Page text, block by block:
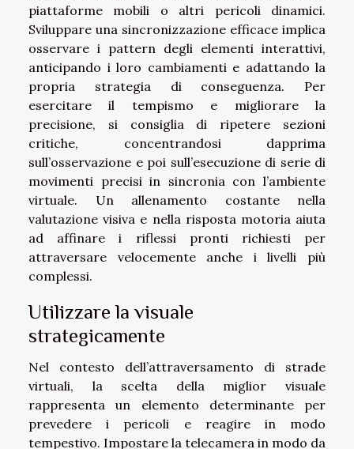
piattaforme mobili o altri pericoli dinamici.
Sviluppare una sincronizzazione efficace implica
osservare i pattern degli elementi interattivi,
anticipando i loro cambiamenti e adattando la
propria strategia di conseguenza. Per
esercitare il tempismo e migliorare la
precisione, si consiglia di ripetere sezioni
critiche, concentrandosi dapprima
sull’osservazione e poi sull’esecuzione di serie di
movimenti precisi in sincronia con l’ambiente
virtuale. Un allenamento costante nella
valutazione visiva e nella risposta motoria aiuta
ad affinare i riflessi pronti richiesti per
attraversare velocemente anche i livelli più
complessi.
Utilizzare la visuale
strategicamente
Nel contesto dell’attraversamento di strade
virtuali, la scelta della miglior visuale
rappresenta un elemento determinante per
prevedere i pericoli e reagire in modo
tempestivo. Impostare la telecamera in modo da